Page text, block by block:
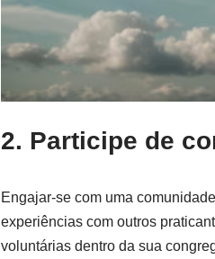
2. Participe de
Engajar-se com uma
experiências com outros
voluntárias dentro da sua